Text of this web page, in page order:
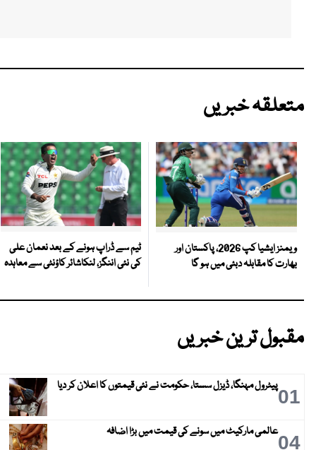
متعلقہ خبریں
ویمنز ایشیا کپ 2026، پاکستان اور
بھارت کا مقابلہ دبئی میں ہو گا
ٹیم سے ڈراپ ہونے کے بعد نعمان علی
کی نئی اننگز، لنکاشائر کاؤنٹی سے معاہدہ
مقبول ترین خبریں
01پیٹرول مہنگا، ڈیزل سستا، حکومت نے نئی قیمتوں کا اعلان کر دیا
04عالمی مارکیٹ میں سونے کی قیمت میں بڑا اضافہ